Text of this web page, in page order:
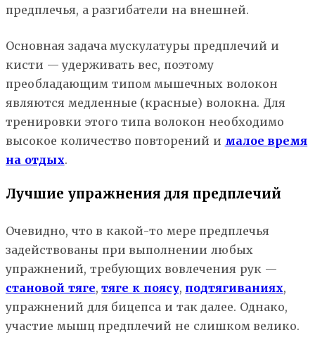
предплечья, а разгибатели на внешней.
Основная задача мускулатуры предплечий и
кисти — удерживать вес, поэтому
преобладающим типом мышечных волокон
являются медленные (красные) волокна. Для
тренировки этого типа волокон необходимо
высокое количество повторений и малое время
на отдых.
Лучшие упражнения для предплечий
Очевидно, что в какой-то мере предплечья
задействованы при выполнении любых
упражнений, требующих вовлечения рук —
становой тяге,тяге к поясу, подтягиваниях,
упражнений для бицепса и так далее. Однако,
участие мышц предплечий не слишком велико.